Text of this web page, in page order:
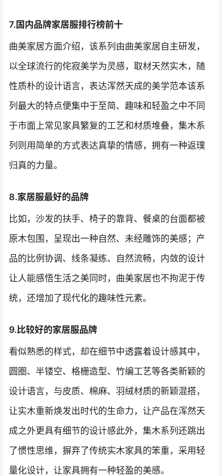
7.国内品牌家居服排行榜前十
曲美家居方面介绍，该系列由曲美家居自主研发，
以全球流行的侘寂美学为灵感，取材天然实木，随
性质朴的设计语言，表达浑然天成的美学范本该系
列最大的特点便集中于至简、趣味和轻盈之中不同
于市面上常见家具繁复的工艺和材质堆叠，集木系
列则用简单的方式表达真挚的情感，拥有一种返璞
归真的力量。
8.家居服最好的品牌
比如，沙发的扶手、椅子的靠背、餐桌的台面都被
原木包围，呈现出一种自然、未经雕饰的美感；产
品的比例协调、线条凝练、自然流畅，内敛的设计
让人能感悟生活之美同时，曲美家居也不拘泥于传
统，还增加了现代化的趣味性元素。
9.比较好的家居服品牌
看似熟悉的样式，却在细节中透露着设计感其中，
圆圈、半镂空、格栅造型、竹编工艺等各类新颖的
设计语言，与皮质、棉麻、羽绒材质的新颖混搭，
让实木重新焕发出时代的生命力，让产品在浑然天
成之外更具有细节的设计感此外，集木系列还跳出
了惯性思维，摒弃了传统实木家具的笨重，采用轻
量化设计，让家具拥有一种轻盈的美感。